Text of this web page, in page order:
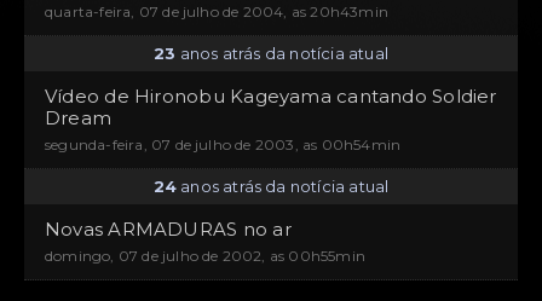
quarta-feira, 07 de julho de 2004, as 20h43min
23 anos atrás da notícia atual
Vídeo de Hironobu Kageyama cantando Soldier
Dream
segunda-feira, 07 de julho de 2003, as 00h54min
24anos atrás da notícia atual
Novas ARMADURAS no ar
domingo, 07 de julho de 2002, as 00h55min